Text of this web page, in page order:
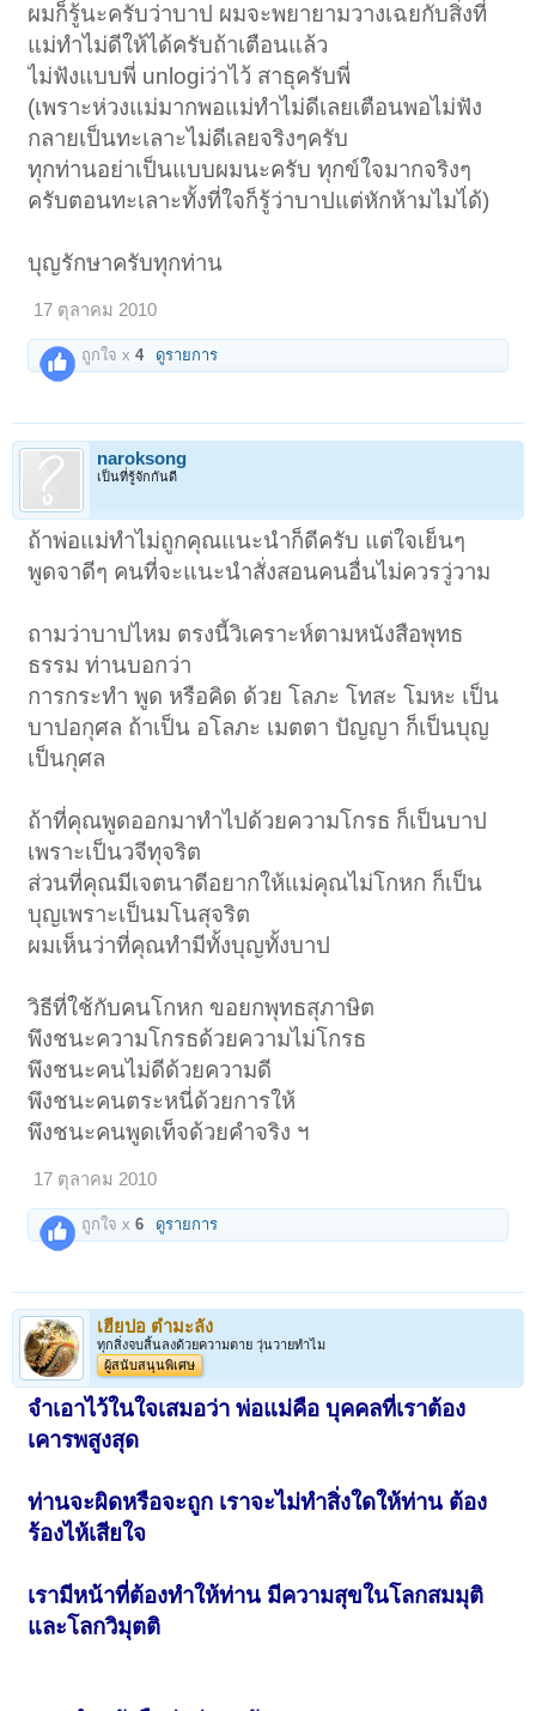
ผมก็รู้นะครับว่าบาป ผมจะพยายามวางเฉยกับสิ่งที่
แม่ทำไม่ดีให้ได้ครับถ้าเตือนแล้ว
ไม่ฟังแบบพี่ unlogiว่าไว้ สาธุครับพี่
(เพราะห่วงแม่มากพอแม่ทำไม่ดีเลยเตือนพอไม่ฟัง
กลายเป็นทะเลาะไม่ดีเลยจริงๆครับ
ทุกท่านอย่าเป็นแบบผมนะครับ ทุกข์ใจมากจริงๆ
ครับตอนทะเลาะทั้งที่ใจก็รู้ว่าบาปแต่หักห้ามไมไ่ด้)
บุญรักษาครับทุกท่าน
17 ตุลาคม 2010
ถูกใจ x4 ดูรายการ
naroksong
เป็นที่รู้จักกันดี
ถ้าพ่อแม่ทำไม่ถูกคุณแนะนำก็ดีครับ แต่ใจเย็นๆ
พูดจาดีๆ คนที่จะแนะนำสั่งสอนคนอื่นไม่ควรวู่วาม
ถามว่าบาปไหม ตรงนี้วิเคราะห์ตามหนังสือพุทธ
ธรรม ท่านบอกว่า
การกระทำ พูด หรือคิด ด้วย โลภะ โทสะ โมหะ เป็น
บาปอกุศล ถ้าเป็น อโลภะ เมตตา ปัญญา ก็เป็นบุญ
เป็นกุศล
ถ้าที่คุณพูดออกมาทำไปด้วยความโกรธ ก็เป็นบาป
เพราะเป็นวจีทุจริต
ส่วนที่คุณมีเจตนาดีอยากให้แม่คุณไม่โกหก ก็เป็น
บุญเพราะเป็นมโนสุจริต
ผมเห็นว่าที่คุณทำมีทั้งบุญทั้งบาป
วิธีที่ใช้กับคนโกหก ขอยกพุทธสุภาษิต
พึงชนะความโกรธด้วยความไม่โกรธ
พึงชนะคนไม่ดีด้วยความดี
พึงชนะคนตระหนี่ด้วยการให้
พึงชนะคนพูดเท็จด้วยคำจริง ฯ
17 ตุลาคม 2010
ถูกใจ x6 ดูรายการ
เฮียปอ ตำมะลัง
ทุกสิ่งจบสิ้นลงด้วยความตาย วุ่นวายทำไม
ผู้สนับสนุนพิเศษ
จำเอาไว้ในใจเสมอว่า พ่อแม่คือ บุคคลที่เราต้อง
เคารพสูงสุด
ท่านจะผิดหรือจะถูก เราจะไม่ทำสิ่งใดให้ท่าน ต้อง
ร้องไห้เสียใจ
เรามีหน้าที่ต้องทำให้ท่าน มีความสุขในโลกสมมุติ
และโลกวิมุตติ